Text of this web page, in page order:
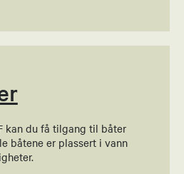
kan du få tilgang til båter
båtene er plassert i vann